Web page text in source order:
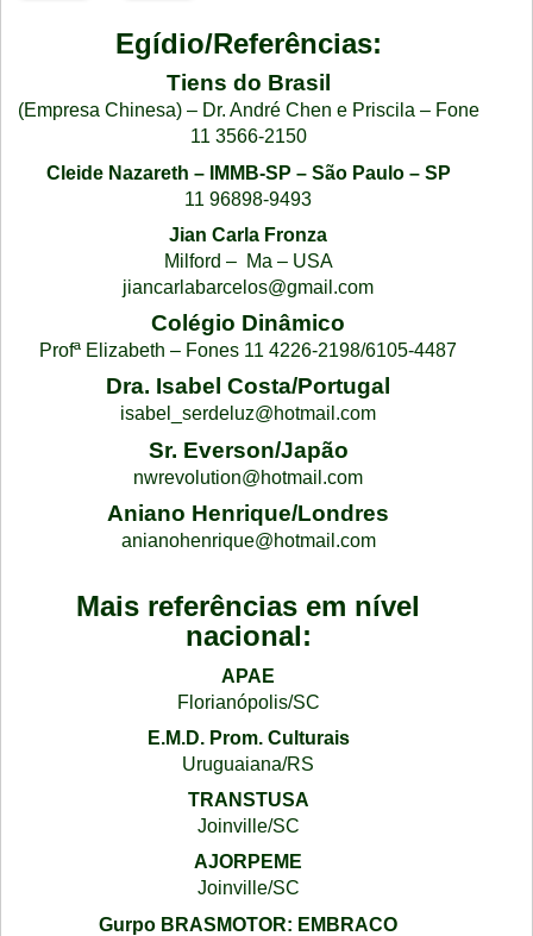
Egídio/Referências:
Tiens do Brasil
(Empresa Chinesa) – Dr. André Chen e Priscila – Fone
11 3566-2150
Cleide Nazareth – IMMB-SP – São Paulo – SP
11 96898-9493
Jian Carla Fronza
Milford – Ma – USA
jiancarlabarcelos@gmail.com
Colégio Dinâmico
Profª Elizabeth – Fones 11 4226-2198/6105-4487
Dra. Isabel Costa/Portugal
isabel_serdeluz@hotmail.com
Sr. Everson/Japão
nwrevolution@hotmail.com
Aniano Henrique/Londres
anianohenrique@hotmail.com
Mais referências em nível
nacional:
APAE
Florianópolis/SC
E.M.D. Prom. Culturais
Uruguaiana/RS
TRANSTUSA
Joinville/SC
AJORPEME
Joinville/SC
Gurpo BRASMOTOR: EMBRACO